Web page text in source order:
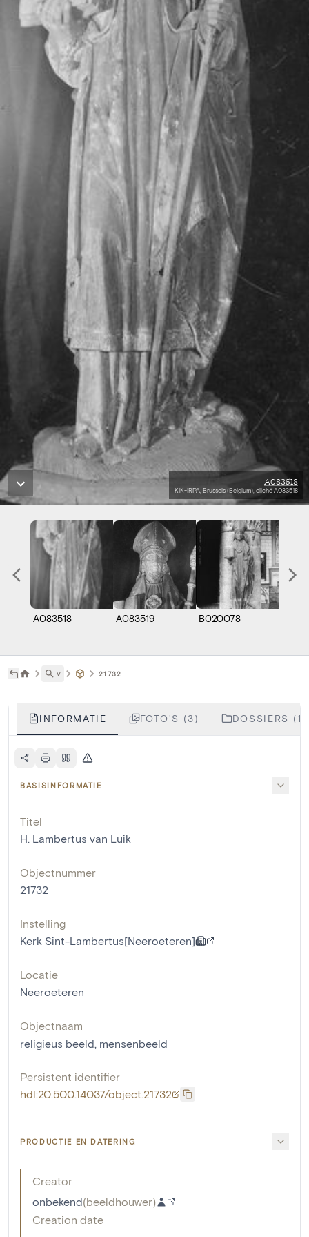
A083518
KIK-IRPA, Brussels (Belgium), cliché A083518
A083518 A083519 B020078
˅ 21732
INFORMATIE FOTO'S (3) DOSSIERS (1)
BASISINFORMATIE
Titel
H. Lambertus van Luik
Objectnummer
21732
Instelling
Kerk Sint-Lambertus[Neeroeteren]
Locatie
Neeroeteren
Objectnaam
religieus beeld, mensenbeeld
Persistent identifier
hdl:20.500.14037/object.21732
PRODUCTIE EN DATERING
Creator
onbekend(beeldhouwer)
Creation date